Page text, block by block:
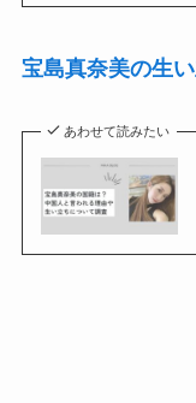
宝島真奈美の生
あわせて読みたい